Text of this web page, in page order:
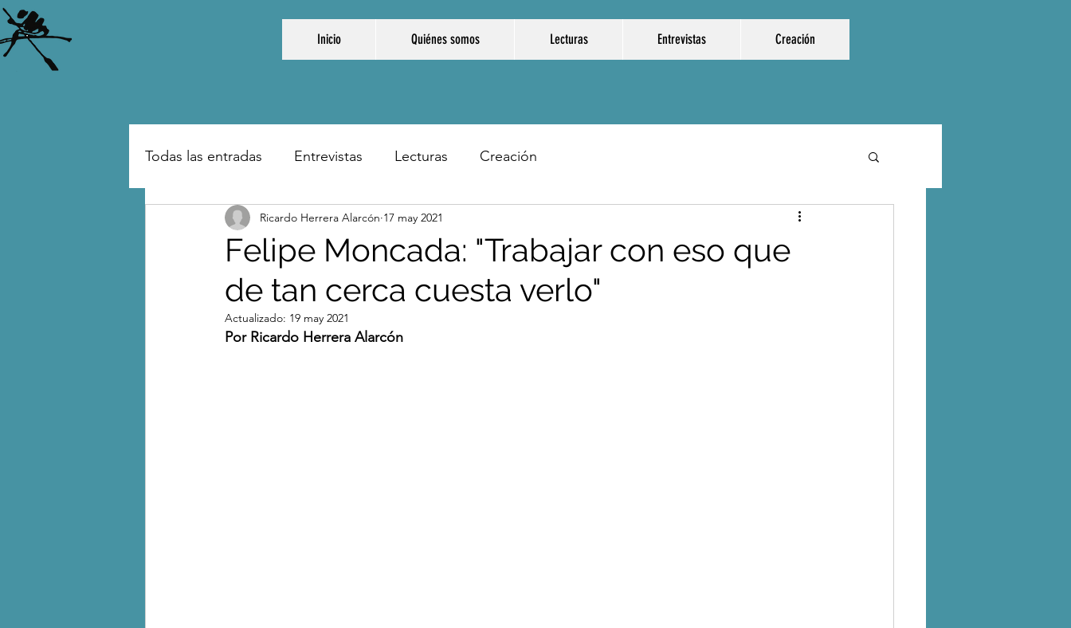
Inicio Quiénes somos Lecturas Entrevistas Creación
Todas las entradas Entrevistas Lecturas Creación
Felipe Moncada: "Trabajar con eso que
de tan cerca cuesta verlo"
Ricardo Herrera Alarcón 17 may 2021
Actualizado: 19 may 2021
Por Ricardo Herrera Alarcón